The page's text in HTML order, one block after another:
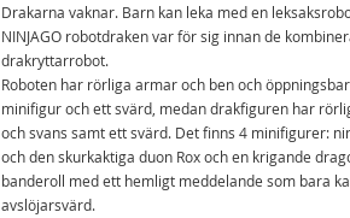
Drakarna vaknar. Barn kan leka med en
NINJAGO robotdraken var för sig innan de
drakryttarrobot.
Roboten har rörliga armar och ben och
minifigur och ett svärd, medan drakfiguren har
och svans samt ett svärd. Det finns 4 minifigurer:
och den skurkaktiga duon Rox och en krigande
banderoll med ett hemligt meddelande som bara
avslöjarsvärd.